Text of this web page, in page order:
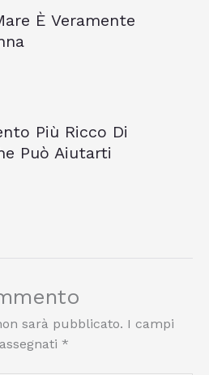
È Veramente
Più Ricco Di
Può Aiutarti
sarà pubblicato. I campi
*